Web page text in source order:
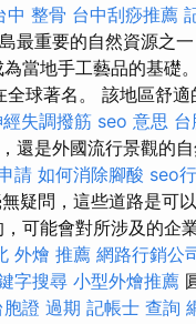
中 整骨 台中刮痧推薦
最重要的自然資源之
當地手工藝品的基礎
球著名。 該地區舒
失調撥筋 seo 意思
還是外國流行景觀的
請 如何消除腳酸 seo
疑問，這些道路是可
可能會對所涉及的企
外燴 推薦 網路行銷公
字搜尋 小型外燴推薦
胞證 過期 記帳士 查詢